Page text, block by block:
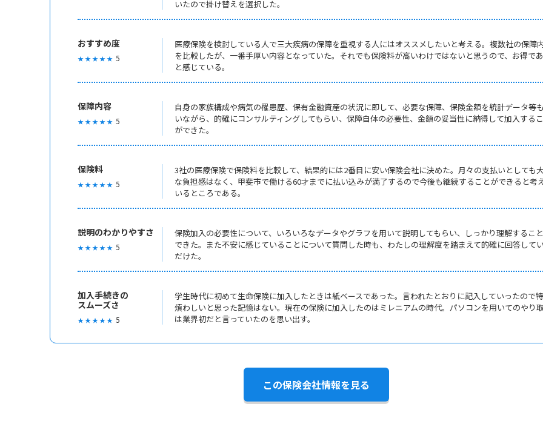
いたので掛け替えを選択した。
おすすめ度
★ ★ ★ ★ ★ 5
医療保険を検討している人で三大疾病の保障を重視する人にはオススメしたいと考える。複数社の保障
を比較したが、一番手厚い内容となっていた。それでも保険料が高いわけではないと思うので、お得で
と感じている。
保障内容
★ ★ ★ ★ ★ 5
自身の家族構成や病気の罹患歴、保有金融資産の状況に即して、必要な保障、保険金額を統計データ等
いながら、的確にコンサルティングしてもらい、保障自体の必要性、金額の妥当性に納得して加入する
ができた。
保険料
★ ★ ★ ★ ★ 5
3社の医療保険で保険料を比較して、結果的には2番目に安い保険会社に決めた。月々の支払いとしても
な負担感はなく、甲斐市で働ける60才までに払い込みが満了するので今後も継続することができると考
いるところである。
説明のわかりやすさ
★ ★ ★ ★ ★ 5
保険加入の必要性について、いろいろなデータやグラフを用いて説明してもらい、しっかり理解するこ
できた。また不安に感じていることについて質問した時も、わたしの理解度を踏まえて的確に回答して
だけた。
加入手続きの
スムーズさ
★ ★ ★ ★ ★ 5
学生時代に初めて生命保険に加入したときは紙ベースであった。言われたとおりに記入していったので
煩わしいと思った記憶はない。現在の保険に加入したのはミレニアムの時代。パソコンを用いてのやり
は業界初だと言っていたのを思い出す。
この保険会社情報を見る